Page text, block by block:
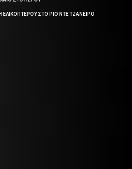
ΕΛΙΚΟΠΤΕΡΟΥ ΣΤΟ ΡΙΟ ΝΤΕ ΤΖΑΝΕΪΡΟ